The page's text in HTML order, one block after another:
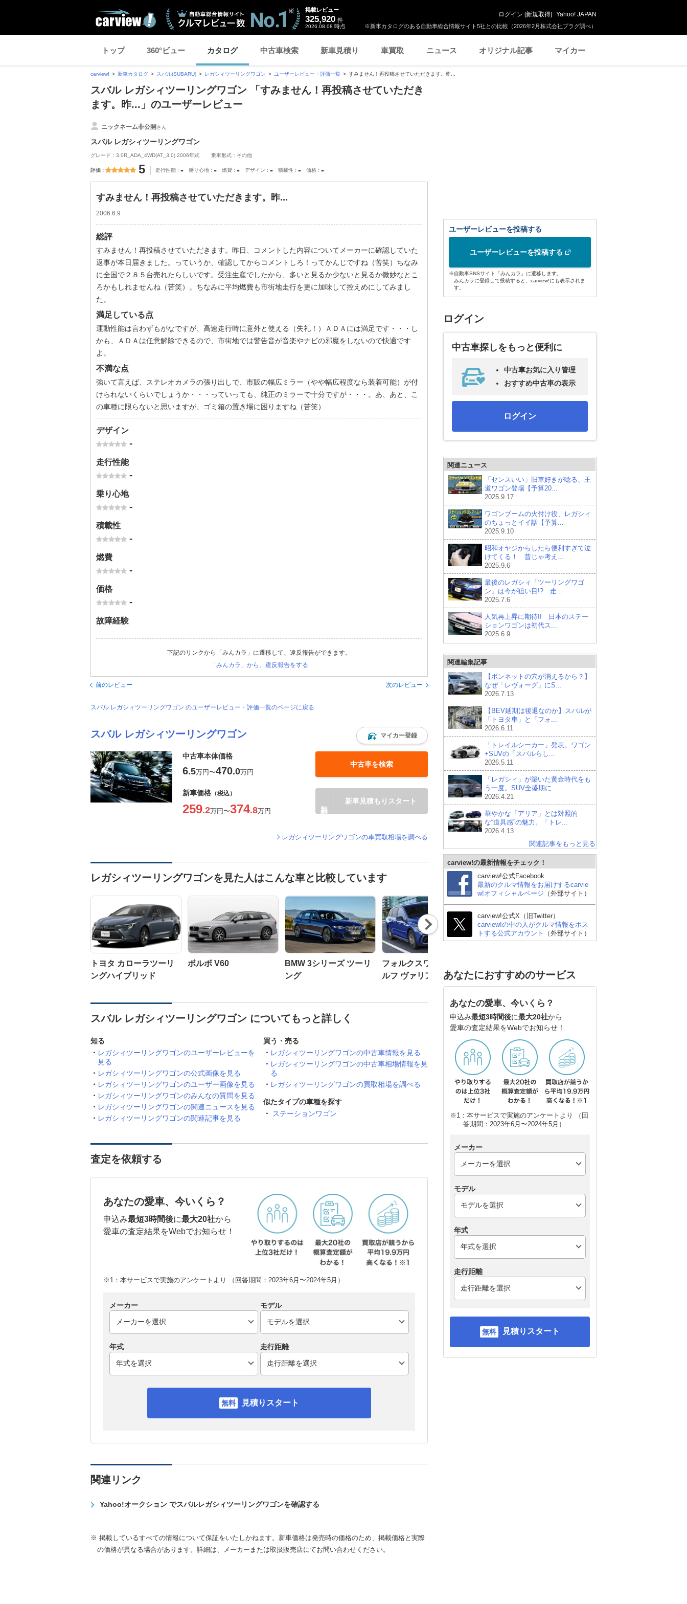
※新車カタログのある自動車総合情報サイト5社との比較（2026年2月株式会社プラグ調べ）
掲載レビュー
325,920 件
2026.08.08 時点
ログイン [新規取得] Yahoo! JAPAN
トップ 360°ビュー カタログ 中古車検索 新車見積り 車買取 ニュース オリジナル記事 マイカー
carview! 新車カタログ スバル(SUBARU) レガシィツーリングワゴン ユーザーレビュー・評価一覧 すみません！再投稿させていただきます。昨...
スバル レガシィツーリングワゴン 「すみません！再投稿させていただき
ます。昨...」のユーザーレビュー
ニックネーム非公開さん
スバル レガシィツーリングワゴン
グレード：3.0R_ADA_4WD(AT_3.0) 2006年式 乗車形式：その他
評価 5 走行性能 - 乗り心地 - 燃費 - デザイン - 積載性 - 価格 -
すみません！再投稿させていただきます。昨...
2006.6.9
総評
すみません！再投稿させていただきます。昨日、コメントした内容についてメーカーに確認していた
返事が本日届きました。っていうか、確認してからコメントしろ！ってかんじですね（苦笑）ちなみ
に全国で２８５台売れたらしいです。受注生産でしたから、多いと見るか少ないと見るか微妙なとこ
ろかもしれませんね（苦笑）。ちなみに平均燃費も市街地走行を更に加味して控えめにしてみまし
た。
満足している点
運動性能は言わずもがなですが、高速走行時に意外と使える（失礼！）ＡＤＡには満足です・・・し
かも、ＡＤＡは任意解除できるので、市街地では警告音が音楽やナビの邪魔をしないので快適です
よ。
不満な点
強いて言えば、ステレオカメラの張り出しで、市販の幅広ミラー（やや幅広程度なら装着可能）が付
けられないくらいでしょうか・・・っていっても、純正のミラーで十分ですが・・・。あ、あと、こ
の車種に限らないと思いますが、ゴミ箱の置き場に困りますね（苦笑）
デザイン
-
走行性能
-
乗り心地
-
積載性
-
燃費
-
価格
-
故障経験
下記のリンクから「みんカラ」に遷移して、違反報告ができます。
「みんカラ」から、違反報告をする
前のレビュー 次のレビュー
スバル レガシィツーリングワゴン のユーザーレビュー・評価一覧のページに戻る
スバル レガシィツーリングワゴン マイカー登録
中古車本体価格
6.5万円〜470.0万円
中古車を検索
新車価格 （税込）
259.2万円〜374.8万円
新車見積もりスタート
レガシィツーリングワゴンの車買取相場を調べる
レガシィツーリングワゴンを見た人はこんな車と比較しています
トヨタ カローラツーリ
ングハイブリッド
ボルボ V60
BMW 3シリーズ ツーリ
ング
フォルクスワーゲン ゴ
ルフ ヴァリアント
ング
ン
Nex
t
スバル レガシィツーリングワゴン についてもっと詳しく
知る
レガシィツーリングワゴンのユーザーレビューを
見る
レガシィツーリングワゴンの公式画像を見る
レガシィツーリングワゴンのユーザー画像を見る
レガシィツーリングワゴンのみんなの質問を見る
レガシィツーリングワゴンの関連ニュースを見る
レガシィツーリングワゴンの関連記事を見る
買う・売る
レガシィツーリングワゴンの中古車情報を見る
レガシィツーリングワゴンの中古車相場情報を見
る
レガシィツーリングワゴンの買取相場を調べる
似たタイプの車種を探す
ステーションワゴン
査定を依頼する
あなたの愛車、今いくら？
申込み最短3時間後に最大20社から
愛車の査定結果をWebでお知らせ！
※1：本サービスで実施のアンケートより （回答期間：2023年6月〜2024年5月）
メーカー モデル
年式 走行距離
見積りスタート
関連リンク
Yahoo!オークション でスバルレガシィツーリングワゴンを確認する
※ 掲載しているすべての情報について保証をいたしかねます。新車価格は発売時の価格のため、掲載価格と実際
の価格が異なる場合があります。詳細は、メーカーまたは取扱販売店にてお問い合わせください。
ユーザーレビューを投稿する
ユーザーレビューを投稿する
※自動車SNSサイト「みんカラ」に遷移します。
みんカラに登録して投稿すると、carview!にも表示されま
す。
ログイン
中古車探しをもっと便利に
中古車お気に入り管理
おすすめ中古車の表示
ログイン
関連ニュース
「センスいい」旧車好きが唸る、王
道ワゴン登場【予算20...
2025.9.17
ワゴンブームの火付け役、レガシィ
のちょっとイイ話【予算...
2025.9.10
昭和オヤジからしたら便利すぎて泣
けてくる！ 昔じゃ考え...
2025.9.6
最後のレガシィ「ツーリングワゴ
ン」は今が狙い目!? 走...
2025.7.6
人気再上昇に期待!! 日本のステー
ションワゴンは初代ス...
2025.6.9
関連編集記事
【ボンネットの穴が消えるから？】
なぜ「レヴォーグ」にS...
2026.7.13
【BEV延期は後退なのか】スバルが
「トヨタ車」と「フォ...
2026.6.11
「トレイルシーカー」発表。ワゴン
+SUVの「スバルらし...
2026.5.11
「レガシィ」が築いた黄金時代をも
う一度。SUV全盛期に...
2026.4.21
華やかな「アリア」とは対照的
な“道具感”の魅力。「トレ...
2026.4.13
関連記事をもっと見る
carview!の最新情報をチェック！
carview!公式Facebook
最新のクルマ情報をお届けするcarvie
w!オフィシャルページ （外部サイト）
carview!公式X（旧Twitter）
carview!の中の人がクルマ情報をポス
トする公式アカウント
（外部サイト）
あなたにおすすめのサービス
あなたの愛車、今いくら？
申込み最短3時間後に最大20社から
愛車の査定結果をWebでお知らせ！
※1：本サービスで実施のアンケートより （回
答期間：2023年6月〜2024年5月）
メーカー
モデル
年式
走行距離
見積りスタート